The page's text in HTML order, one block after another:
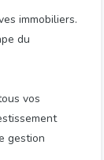
immobiliers.
du
vos
gestion